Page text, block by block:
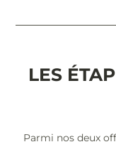
LES
Parmi nos deux